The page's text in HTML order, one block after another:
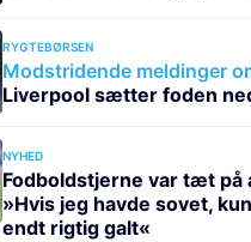
RYGTEBØRSEN
Modstridende meldinger
Liverpool sætter foden
NYHED
Fodboldstjerne var tæt på
»Hvis jeg havde sovet,
endt rigtig galt«